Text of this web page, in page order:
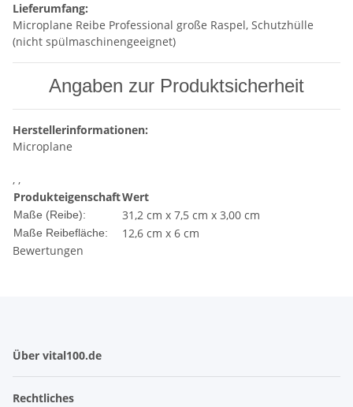
Lieferumfang:
Microplane Reibe Professional große Raspel, Schutzhülle
(nicht spülmaschinengeeignet)
Angaben zur Produktsicherheit
Herstellerinformationen:
Microplane
, ,
ProdukteigenschaftWert
Maße (Reibe): 31,2 cm x 7,5 cm x 3,00 cm
Maße Reibefläche:
12,6 cm x 6 cm
Bewertungen
Über vital100.de
Rechtliches